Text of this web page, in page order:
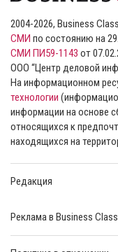
2004-2026, Business
СМИ по состоянию на
СМИ ПИ59-1143 от
ООО “Центр деловой
На информационном
технологии
информации на основе
относящихся к
находящихся на
Редакция
Реклама в Business Class